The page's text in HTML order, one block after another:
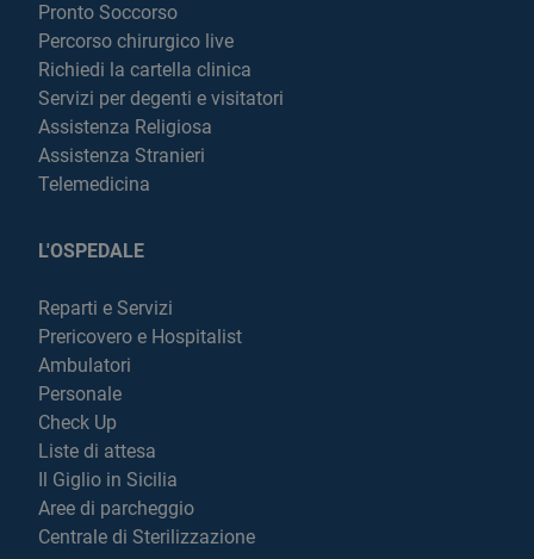
Pronto Soccorso
Percorso chirurgico live
Richiedi la cartella clinica
Servizi per degenti e visitatori
Assistenza Religiosa
Assistenza Stranieri
Telemedicina
L'OSPEDALE
Reparti e Servizi
Prericovero e Hospitalist
Ambulatori
Personale
Check Up
Liste di attesa
Il Giglio in Sicilia
Aree di parcheggio
Centrale di Sterilizzazione